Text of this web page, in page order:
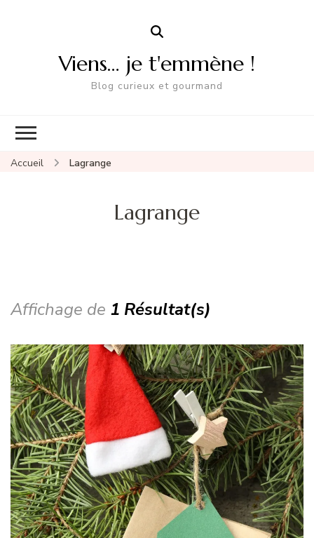
Viens… je t'emmène !
Blog curieux et gourmand
Accueil Lagrange
Lagrange
Affichage de 1 Résultat(s)